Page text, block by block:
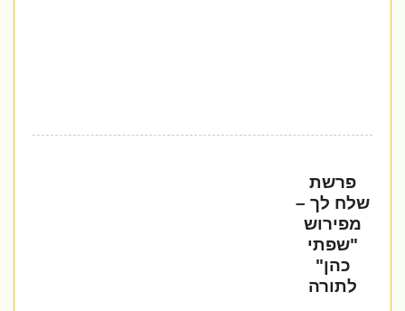
פרשת
שלח לך –
מפירוש
"שפתי
כהן"
לתורה